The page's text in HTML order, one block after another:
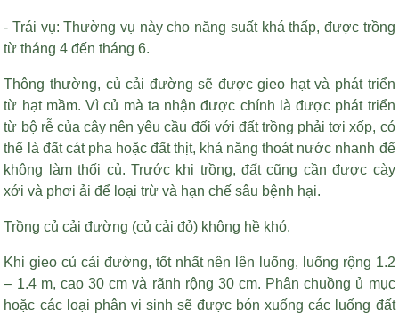
- Trái vụ: Thường vụ này cho năng suất khá thấp, được trồng
từ tháng 4 đến tháng 6.
Thông thường, củ cải đường sẽ được gieo hạt và phát triển
từ hạt mầm. Vì củ mà ta nhận được chính là được phát triển
từ bộ rễ của cây nên yêu cầu đối với đất trồng phải tơi xốp, có
thể là đất cát pha hoặc đất thịt, khả năng thoát nước nhanh để
không làm thối củ. Trước khi trồng, đất cũng cần được cày
xới và phơi ải để loại trừ và hạn chế sâu bệnh hại.
Trồng củ cải đường (củ cải đỏ) không hề khó.
Khi gieo củ cải đường, tốt nhất nên lên luống, luống rộng 1.2
– 1.4 m, cao 30 cm và rãnh rộng 30 cm. Phân chuồng ủ mục
hoặc các loại phân vi sinh sẽ được bón xuống các luống đất